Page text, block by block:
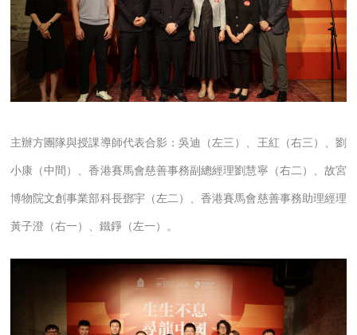
主辦方團隊與授課導師代表合影：吳迪（左三）、王紅（右三）、劉
小康（中間）、香港賽馬會慈善事務副總經理劉慧寧（右二）、故宮
博物院文創事業部科長鄧宇（左二）、香港賽馬會慈善事務助理經理
黃子澄（右一）、鐵錚（左一）。